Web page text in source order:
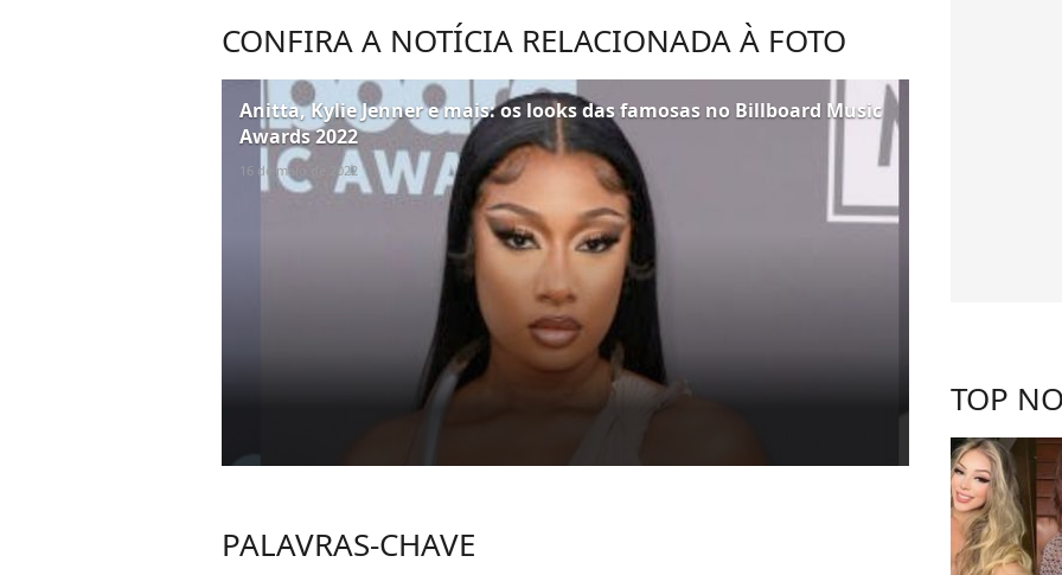
CONFIRA A NOTÍCIA RELACIONADA À FOTO
Anitta, Kylie Jenner e mais: os looks das famosas no Billboard Music
Awards 2022
16 de maio de 2022
PALAVRAS-CHAVE
TOP